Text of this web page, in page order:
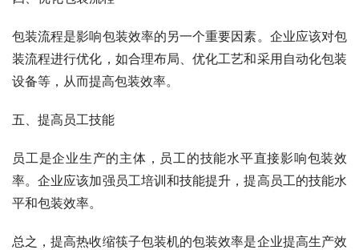
包装流程是影响包装效率的另一个重要因素。企业应该对包
装流程进行优化，如合理布局、优化工艺和采用自动化包装
设备等，从而提高包装效率。
五、提高员工技能
员工是企业生产的主体，员工的技能水平直接影响包装效
率。企业应该加强员工培训和技能提升，提高员工的技能水
平和包装效率。
总之，提高热收缩筷子包装机的包装效率是企业提高生产效